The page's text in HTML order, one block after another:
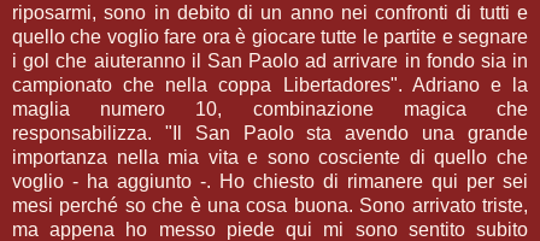
riposarmi, sono in debito di un anno nei confronti di tutti e
quello che voglio fare ora è giocare tutte le partite e segnare
i gol che aiuteranno il San Paolo ad arrivare in fondo sia in
campionato che nella coppa Libertadores". Adriano e la
maglia numero 10, combinazione magica che
responsabilizza. "Il San Paolo sta avendo una grande
importanza nella mia vita e sono cosciente di quello che
voglio - ha aggiunto -. Ho chiesto di rimanere qui per sei
mesi perché so che è una cosa buona. Sono arrivato triste,
ma appena ho messo piede qui mi sono sentito subito